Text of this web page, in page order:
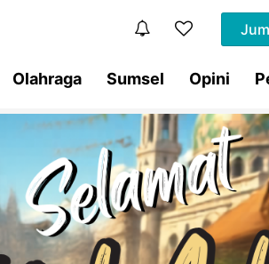
Olahraga Sumsel Opini